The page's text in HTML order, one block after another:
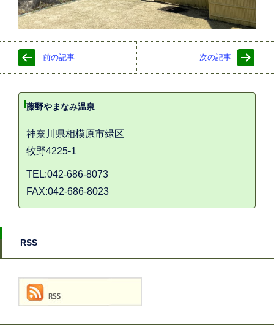
前の記事 次の記事
藤野やまなみ温泉
神奈川県相模原市緑区
牧野4225-1
TEL:042-686-8073
FAX:042-686-8023
RSS